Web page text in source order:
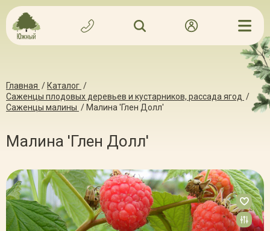
Главная / Каталог /
Саженцы плодовых деревьев и кустарников, рассада ягод /
Саженцы малины / Малина 'Глен Долл'
Малина 'Глен Долл'